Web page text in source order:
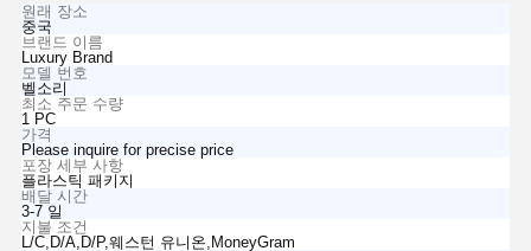
원래 장소
중국
브랜드 이름
Luxury Brand
모델 번호
벨소리
최소 주문 수량
1 PC
가격
Please inquire for precise price
포장 세부 사항
플라스틱 패키지
배달 시간
3-7 일
지불 조건
L/C,D/A,D/P,웨스턴 유니온,MoneyGram